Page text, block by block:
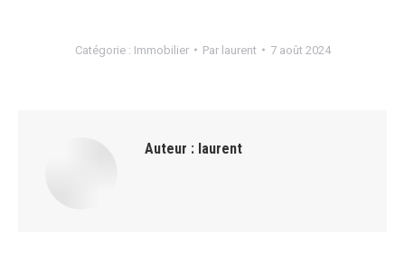
Catégorie : Immobilier Par laurent 7 août 2024
Auteur : laurent